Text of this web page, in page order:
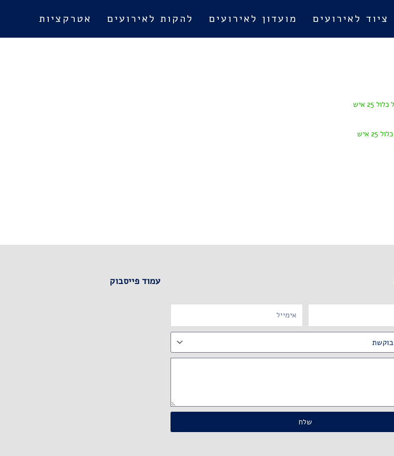
ציוד לאירועים מועדון לאירועים להקות לאירועים אטרקציות
שלח
עמוד פייסבוק